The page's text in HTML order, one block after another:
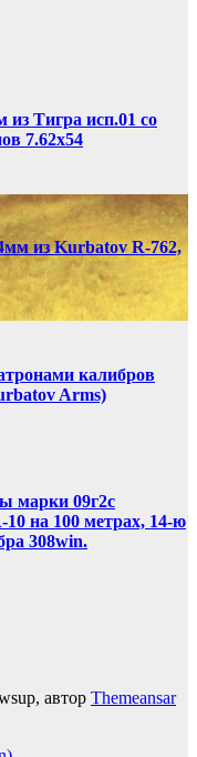
из Тигра исп.01 со
7.62х54
из Kurbatov R-762,
калибров
Arms)
марки 09г2с
на 100 метрах, 14-ю
308win.
автор Themeansar